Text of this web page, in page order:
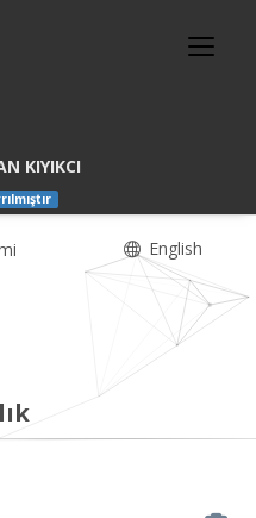
KIYIKCI
English